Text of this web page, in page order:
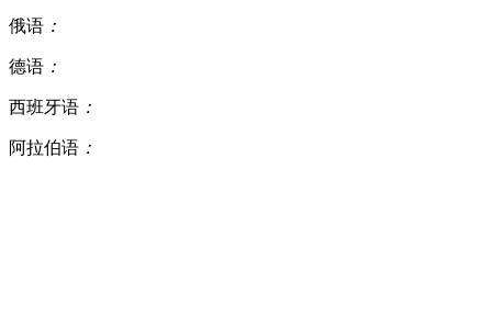
俄语 ：
德语 ：
西班牙语 ：
阿拉伯语 ：